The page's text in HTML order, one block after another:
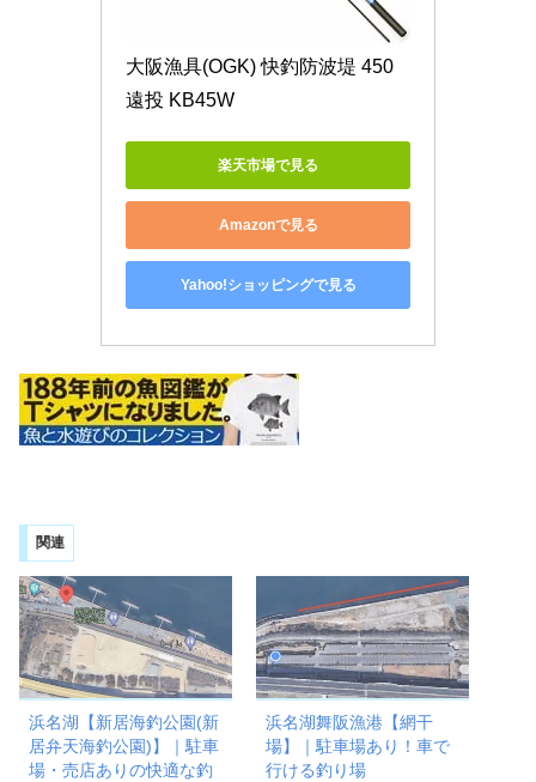
大阪漁具(OGK) 快釣防波堤 450
遠投 KB45W
楽天市場で見る
Amazonで見る
Yahoo!ショッピングで見る
関連
浜名湖【新居海釣公園(新
居弁天海釣公園)】｜駐車
場・売店ありの快適な釣
浜名湖舞阪漁港【網干
場】｜駐車場あり！車で
行ける釣り場